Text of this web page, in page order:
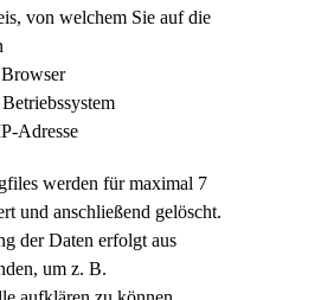
von welchem Sie auf die
Adresse
werden für maximal 7
und anschließend gelöscht.
der Daten erfolgt aus
um z. B.